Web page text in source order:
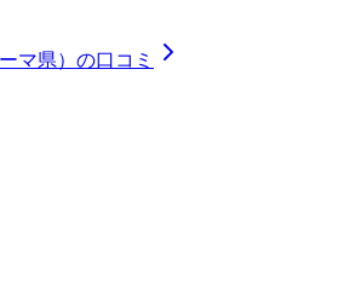
マ県） の口コミ